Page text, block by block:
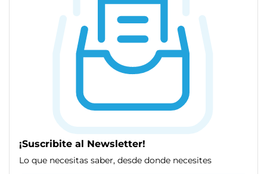
¡Suscribite al Newsletter!
Lo que necesitas saber, desde donde necesites